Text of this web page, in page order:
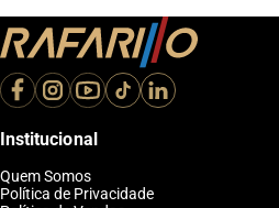
Institucional
Quem Somos
Política de Privacidade